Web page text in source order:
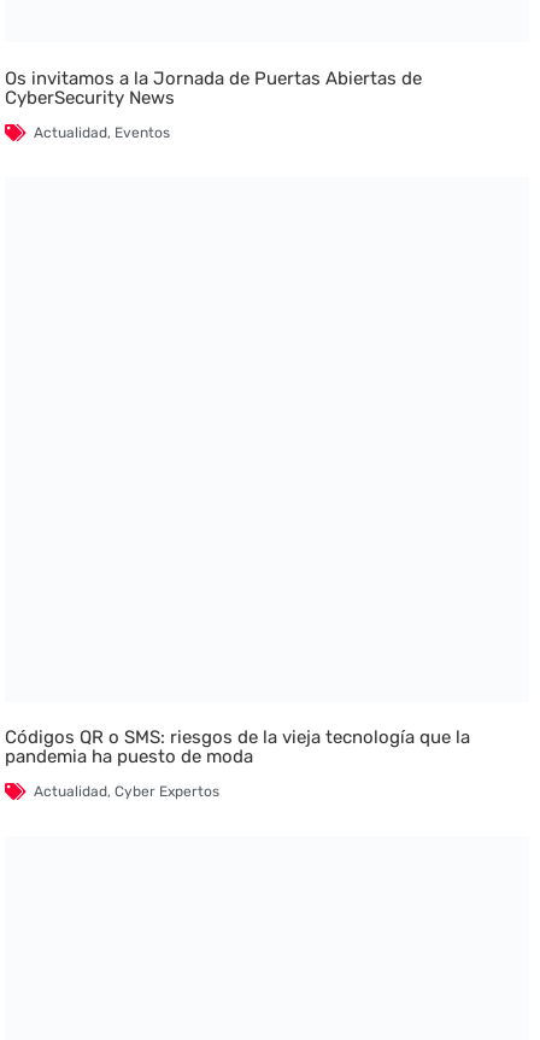
Os invitamos a la Jornada de Puertas Abiertas de
CyberSecurity News
Actualidad, Eventos
Códigos QR o SMS: riesgos de la vieja tecnología que la
pandemia ha puesto de moda
Actualidad,Cyber Expertos